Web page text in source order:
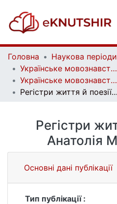
Головна
Українське мовознавство | Ukrainian linguistics
Українське мовознавство. Випуск 1 (48)
Регістри життя й поезії Анатолія Мойсієнка
Регістри
Анатолія
Основні дані публікації
Тип публікації :